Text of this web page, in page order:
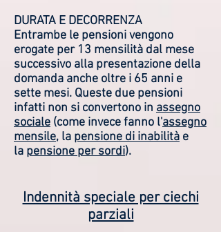
DURATA E DECORRENZA
Entrambe le pensioni vengono
erogate per 13 mensilità dal mese
successivo alla presentazione della
domanda anche oltre i 65 anni e
sette mesi. Queste due pensioni
infatti non si convertono in assegno
sociale (come invece fanno l'assegno
mensile, la pensione di inabilità e
la pensione per sordi).
Indennità speciale per ciechi
parziali